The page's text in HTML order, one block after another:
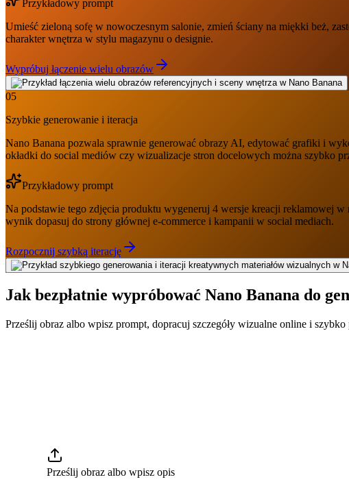
Przykładowy prompt
Umieść zieloną sofę w nowoczesnym salonie, zmień ściany na miękki beż,
charakter wnętrza w stylu magazynu o designie.
Wypróbuj łączenie wielu obrazów
05
Szybkie generowanie i iteracja
Nano Banana pozwala sprawnie generować obrazy AI, edytować grafiki i
okładki do social mediów czy wizualizacje stron docelowych można szybko
Przykładowy prompt
Na podstawie tego zdjęcia produktu wygeneruj 4 wersje kreacji reklamowej
wynik dopasuj do strony głównej e-commerce i kampanii w social mediach.
Rozpocznij szybką iterację
Jak bezpłatnie wypróbować Nano Banana do
Prześlij obraz albo wpisz prompt, dopracuj szczegóły wizualne online i
Prześlij obraz albo wpisz opis